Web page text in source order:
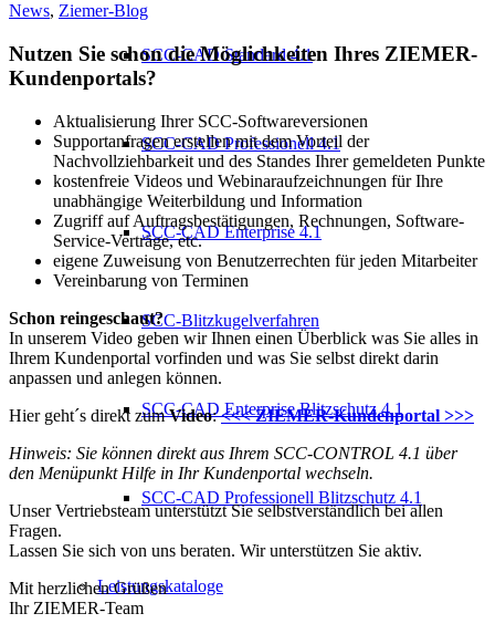
SCC-CAD Standard 4.1
SCC-CAD Professionell 4.1
SCC-CAD Enterprise 4.1
SCC-Blitzkugelverfahren
SCC-CAD Enterprise Blitzschutz 4.1
SCC-CAD Professionell Blitzschutz 4.1
Leistungskataloge
News, Ziemer-Blog
Nutzen Sie schon dieMöglichkeiten Ihres ZIEMER-
Kundenportals?
Aktualisierung Ihrer SCC-Softwareversionen
Supportanfragen erstellen mit dem Vorteil der
Nachvollziehbarkeit und des Standes Ihrer gemeldeten Punkte
kostenfreie Videos und Webinaraufzeichnungen für Ihre
unabhängige Weiterbildung und Information
Zugriff auf Auftragsbestätigungen, Rechnungen, Software-
Service-Verträge, etc.
eigene Zuweisung von Benutzerrechten für jeden Mitarbeiter
Vereinbarung von Terminen
Schon reingeschaut?
In unserem Video geben wir Ihnen einen Überblick was Sie alles in
Ihrem Kundenportal vorfinden und was Sie selbst direkt darin
anpassen und anlegen können.
Hier geht´s direkt zumVideo:<<< ZIEMER-Kundenportal >>>
Hinweis: Sie können direkt aus Ihrem SCC-CONTROL 4.1 über
den Menüpunkt Hilfe in Ihr Kundenportal wechseln.
Unser Vertriebsteam unterstützt Sie selbstverständlich bei allen
Fragen.
Lassen Sie sich von uns beraten. Wir unterstützen Sie aktiv.
Mit herzlichen Grüßen
Ihr ZIEMER-Team